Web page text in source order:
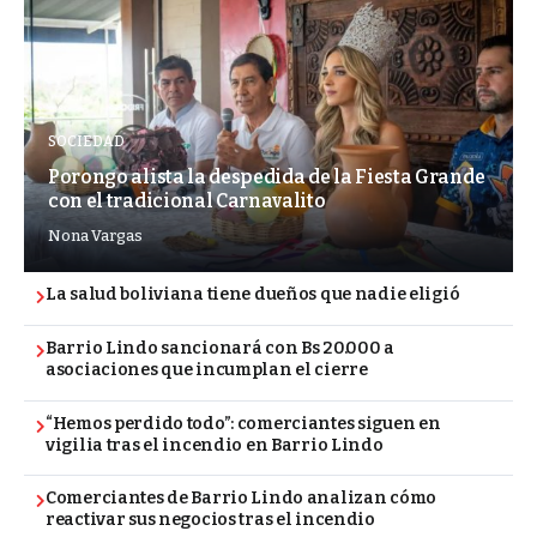
SOCIEDAD
Porongo alista la despedida de la Fiesta Grande
con el tradicional Carnavalito
Nona Vargas
La salud boliviana tiene dueños que nadie eligió
Barrio Lindo sancionará con Bs 20.000 a
asociaciones que incumplan el cierre
“Hemos perdido todo”: comerciantes siguen en
vigilia tras el incendio en Barrio Lindo
Comerciantes de Barrio Lindo analizan cómo
reactivar sus negocios tras el incendio